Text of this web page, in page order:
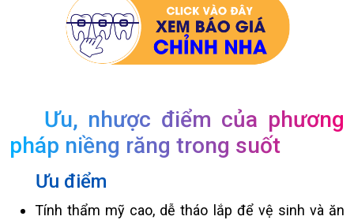
Ưu, nhược điểm của phương
pháp niềng răng trong suốt
Ưu điểm
Tính thẩm mỹ cao, dễ tháo lắp để vệ sinh và ăn